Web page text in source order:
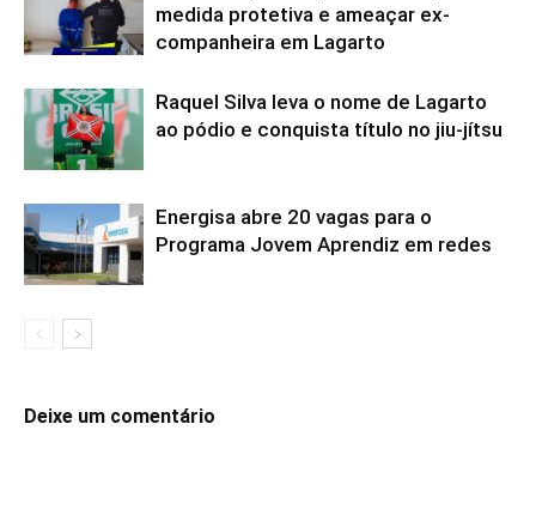
medida protetiva e ameaçar ex-
companheira em Lagarto
Raquel Silva leva o nome de Lagarto
ao pódio e conquista título no jiu-jítsu
Energisa abre 20 vagas para o
Programa Jovem Aprendiz em redes
Deixe um comentário